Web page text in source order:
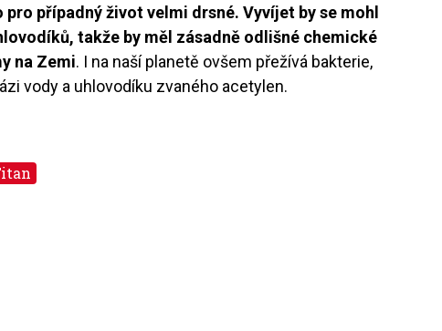
případný život velmi drsné. Vyvíjet by se mohl
takže by měl zásadně odlišné chemické
na Zemi. I na naší planetě ovšem přežívá bakterie,
vody a uhlovodíku zvaného acetylen.